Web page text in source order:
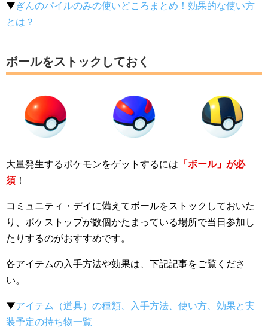
▼ぎんのパイルのみの使いどころまとめ！効果的な使い方
とは？
ボールをストックしておく
大量発生するポケモンをゲットするには 「ボール」が必
須 ！
コミュニティ・デイに備えてボールをストックしておいた
り、ポケストップが数個かたまっている場所で当日参加し
たりするのがおすすめです。
各アイテムの入手方法や効果は、下記記事をご覧くださ
い。
▼アイテム（道具）の種類、入手方法、使い方、効果と実
装予定の持ち物一覧